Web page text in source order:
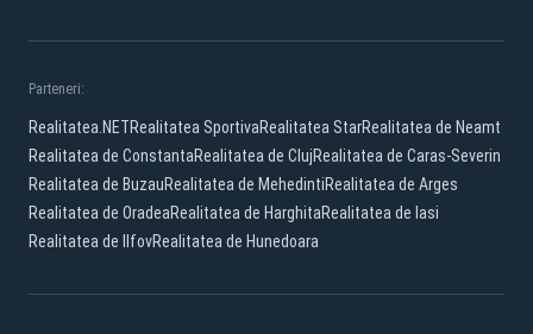
Parteneri:
Realitatea.NETRealitatea SportivaRealitatea StarRealitatea de Neamt
Realitatea de ConstantaRealitatea de ClujRealitatea de Caras-Severin
Realitatea de BuzauRealitatea de MehedintiRealitatea de Arges
Realitatea de OradeaRealitatea de HarghitaRealitatea de Iasi
Realitatea de IlfovRealitatea de Hunedoara